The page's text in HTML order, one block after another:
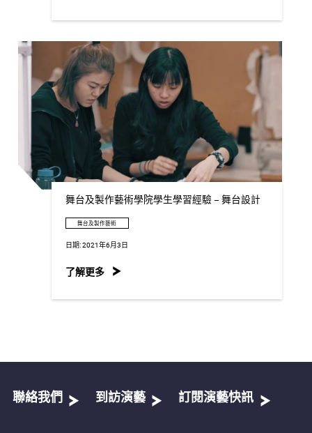
舞台及製作藝術學院學生學習經驗 – 舞台設計
舞台及製作藝術
日期:2021年6月3日
了解更多
聯絡我們 到訪演藝 訂閱演藝快訊